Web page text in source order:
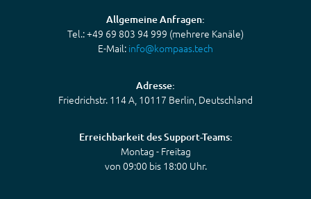
Allgemeine Anfragen:
Tel.: +49 69 803 94 999 (mehrere Kanäle)
E-Mail: info@kompaas.tech
Adresse:
Friedrichstr. 114 A, 10117 Berlin, Deutschland
Erreichbarkeit des Support-Teams:
Montag - Freitag
von 09:00 bis 18:00 Uhr.